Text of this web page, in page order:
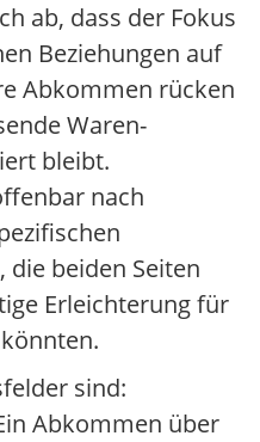
ab, dass der Fokus
Beziehungen auf
Abkommen rücken
Waren-
bleibt.
nach
die beiden Seiten
Erleichterung für
sind:
Abkommen über